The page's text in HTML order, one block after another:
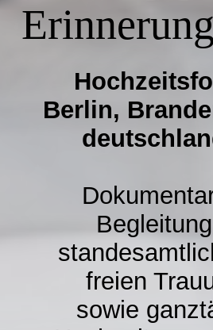
Berlin,
freien
sowie
Weitere Bereiche
Anfrage stellen →